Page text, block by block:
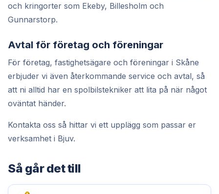
och kringorter som Ekeby, Billesholm och
Gunnarstorp.
Avtal för företag och föreningar
För företag, fastighetsägare och föreningar i Skåne
erbjuder vi även återkommande service och avtal, så
att ni alltid har en spolbilstekniker att lita på när något
oväntat händer.
Kontakta oss så hittar vi ett upplägg som passar er
verksamhet i Bjuv.
Så går det till